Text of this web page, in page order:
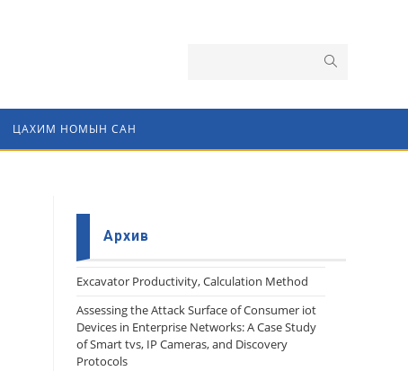
ЦАХИМ НОМЫН САН
Архив
Еxcavator Productivity, Calculation Method
Assessing the Attack Surface of Consumer iot
Devices in Enterprise Networks: A Case Study
of Smart tvs, IP Cameras, and Discovery
Protocols